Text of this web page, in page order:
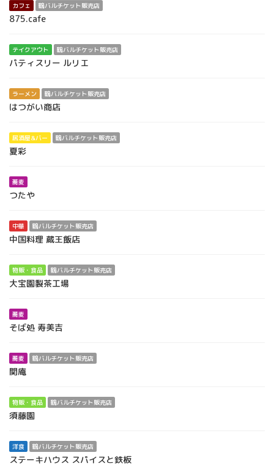
カフェ 鶴バルチケット販売店
875.cafe
テイクアウト 鶴バルチケット販売店
パティスリー ルリエ
ラーメン 鶴バルチケット販売店
はつがい商店
居酒屋&バー 鶴バルチケット販売店
夏彩
蕎麦
つたや
中華 鶴バルチケット販売店
中国料理 蔵王飯店
物販・食品 鶴バルチケット販売店
大宝園製茶工場
蕎麦
そば処 寿美吉
蕎麦 鶴バルチケット販売店
関庵
物販・食品 鶴バルチケット販売店
須藤園
洋食 鶴バルチケット販売店
ステーキハウス スパイスと鉄板